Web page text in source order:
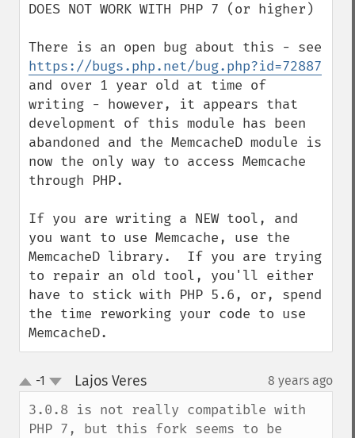
DOES NOT WORK WITH PHP 7 (or higher)
https://bugs.php.net/bug.php?id=72887
and over 1 year old at time of
writing - however, it appears that
development of this module has been
abandoned and the MemcacheD module is
now the only way to access Memcache
through PHP.
If you are writing a NEW tool, and
you want to use Memcache, use the
MemcacheD library.  If you are trying
to repair an old tool, you'll either
have to stick with PHP 5.6, or, spend
the time reworking your code to use
MemcacheD.
up
down
-1 Lajos Veres¶ 8 years ago
3.0.8 is not really compatible with
PHP 7, but this fork seems to be